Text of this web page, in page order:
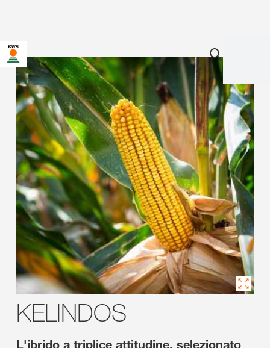
KELINDOS
L'ibrido a triplice attitudine, selezionato